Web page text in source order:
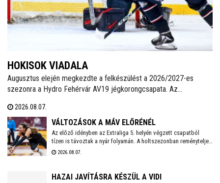
HOKISOK VIADALA
Augusztus elején megkezdte a felkészülést a 2026/2027-es
szezonra a Hydro Fehérvár AV19 jégkorongcsapata. Az
teljesítményt nyújtó játékos csatlakozhat a Volán ICEHL-
keretéhez.
2026.08.07.
VÁLTOZÁSOK A MÁV ELŐRÉNÉL
Az előző idényben az Extraliga 5. helyén végzett csapatból
tízen is távoztak a nyár folyamán. A holtszezonban reményteljes
magyar és külföldi fiatalokkal, valamint bolgár válogatott
2026.08.07.
HAZAI JAVÍTÁSRA KÉSZÜL A VIDI